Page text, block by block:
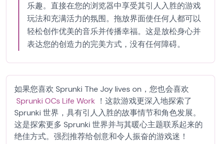
乐趣。直接在您的浏览器中享受其引人入胜的游戏
玩法和充满活力的氛围。拖放界面使任何人都可以
轻松创作优美的音乐并传播幸福。这是放松身心并
表达您的创造力的完美方式，没有任何障碍。
如果您喜欢 Sprunki The Joy lives on，您也会喜欢
Sprunki OCs Life Work ！这款游戏更深入地探索了
Sprunki 世界，具有引人入胜的故事情节和角色发展。
这是探索更多 Sprunki 世界并与其暖心主题联系起来的
绝佳方式。强烈推荐给创意和令人振奋的游戏迷！